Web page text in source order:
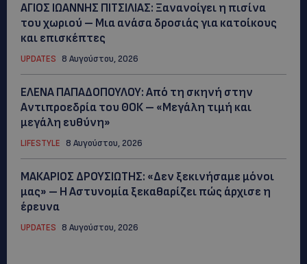
ΑΓΙΟΣ ΙΩΑΝΝΗΣ ΠΙΤΣΙΛΙΑΣ: Ξανανοίγει η πισίνα
του χωριού – Μια ανάσα δροσιάς για κατοίκους
και επισκέπτες
UPDATES 8 Αυγούστου, 2026
ΕΛΕΝΑ ΠΑΠΑΔΟΠΟΥΛΟΥ: Από τη σκηνή στην
Αντιπροεδρία του ΘΟΚ – «Μεγάλη τιμή και
μεγάλη ευθύνη»
LIFESTYLE 8 Αυγούστου, 2026
ΜΑΚΑΡΙΟΣ ΔΡΟΥΣΙΩΤΗΣ: «Δεν ξεκινήσαμε μόνοι
μας» – Η Αστυνομία ξεκαθαρίζει πώς άρχισε η
έρευνα
UPDATES 8 Αυγούστου, 2026